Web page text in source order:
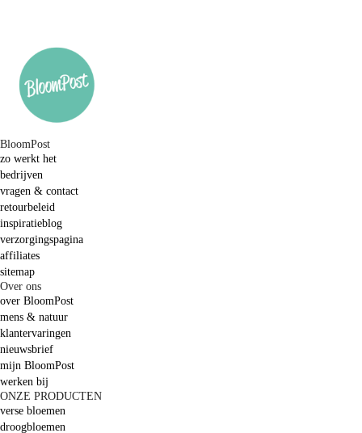
BloomPost
zo werkt het
bedrijven
vragen & contact
retourbeleid
inspiratieblog
verzorgingspagina
affiliates
sitemap
Over ons
over BloomPost
mens & natuur
klantervaringen
nieuwsbrief
mijn BloomPost
werken bij
ONZE PRODUCTEN
verse bloemen
droogbloemen